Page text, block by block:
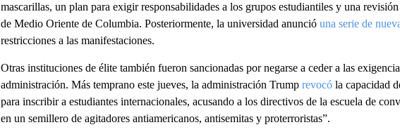
mascarillas, un plan para exigir responsabilidades a los grupos estudiantiles y una
de Medio Oriente de Columbia. Posteriormente, la universidad anunció una serie de
restricciones a las manifestaciones.
Otras instituciones de élite también fueron sancionadas por negarse a ceder a las
administración. Más temprano este jueves, la administración Trump revocóla capacidad
para inscribir a estudiantes internacionales, acusando a los directivos de la escuela de
en un semillero de agitadores antiamericanos, antisemitas y proterroristas”.